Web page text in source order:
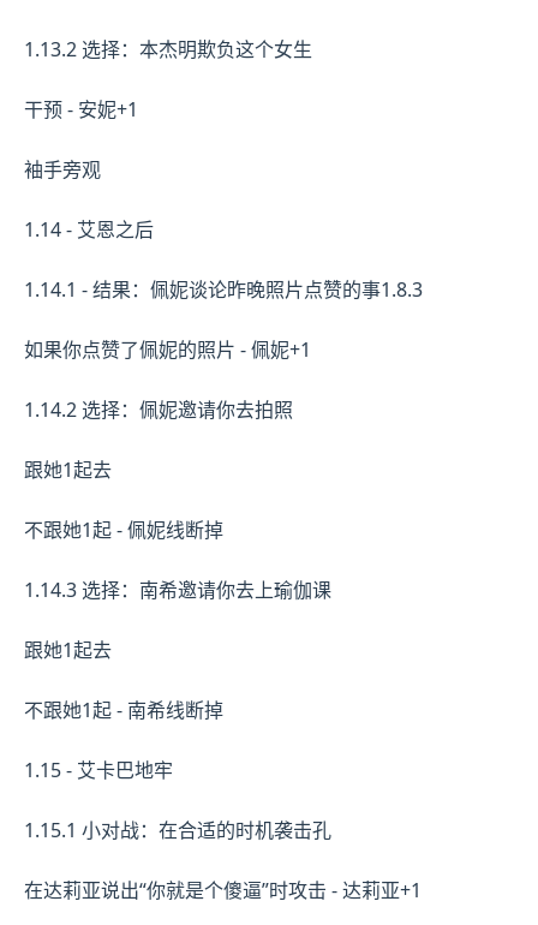
1.13.2 选择：本杰明欺负这个女生
干预 - 安妮+1
袖手旁观
1.14 - 艾恩之后
1.14.1 - 结果：佩妮谈论昨晚照片点赞的事1.8.3
如果你点赞了佩妮的照片 - 佩妮+1
1.14.2 选择：佩妮邀请你去拍照
跟她1起去
不跟她1起 - 佩妮线断掉
1.14.3 选择：南希邀请你去上瑜伽课
跟她1起去
不跟她1起 - 南希线断掉
1.15 - 艾卡巴地牢
1.15.1 小对战：在合适的时机袭击孔
在达莉亚说出“你就是个傻逼”时攻击 - 达莉亚+1